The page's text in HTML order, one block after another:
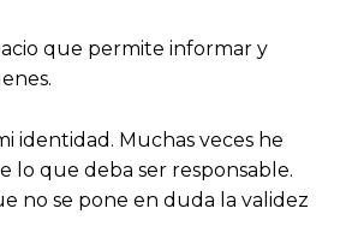
que permite informar y
identidad. Muchas veces he
lo que deba ser responsable.
no se pone en duda la validez